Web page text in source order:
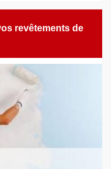
revêtements de